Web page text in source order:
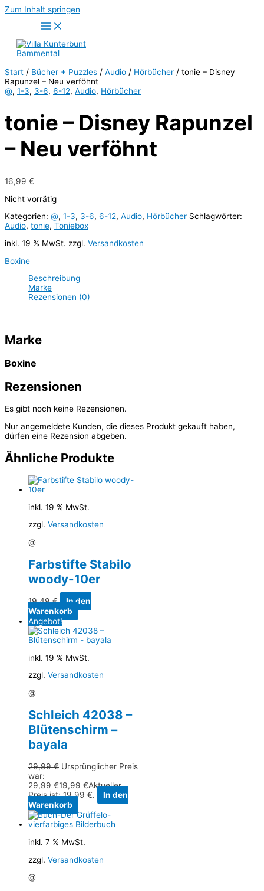
Zum Inhalt springen
Start / Bücher + Puzzles / Audio / Hörbücher / tonie – Disney
Rapunzel – Neu verföhnt
@, 1-3, 3-6, 6-12, Audio, Hörbücher
tonie – Disney Rapunzel
– Neu verföhnt
16,99 €
Nicht vorrätig
Kategorien: @, 1-3, 3-6, 6-12, Audio, Hörbücher Schlagwörter:
Audio, tonie, Toniebox
inkl. 19 % MwSt. zzgl. Versandkosten
Boxine
Beschreibung
Marke
Rezensionen (0)
Marke
Boxine
Rezensionen
Es gibt noch keine Rezensionen.
Nur angemeldete Kunden, die dieses Produkt gekauft haben,
dürfen eine Rezension abgeben.
Ähnliche Produkte
inkl. 19 % MwSt.
zzgl. Versandkosten
@
Farbstifte Stabilo
woody-10er
19,49€
In den
Warenkorb
Angebot!
inkl. 19 % MwSt.
zzgl. Versandkosten
@
Schleich 42038 –
Blütenschirm –
bayala
29,99€ Ursprünglicher Preis
war:
29,99 €19,99 €Aktueller
Preis ist: 19,99 €.
In den
Warenkorb
inkl. 7 % MwSt.
zzgl. Versandkosten
@